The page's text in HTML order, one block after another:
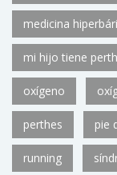
medicina
mi hijo tiene
oxígeno
perthes pie
running